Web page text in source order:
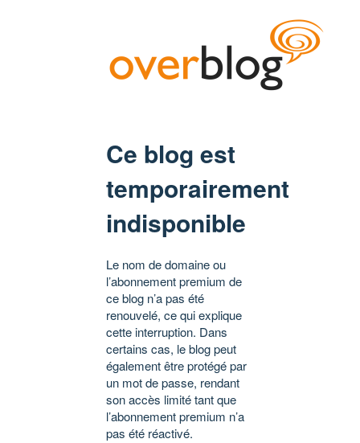
Ce blog est
temporairement
indisponible
Le nom de domaine ou
l’abonnement premium de
ce blog n’a pas été
renouvelé, ce qui explique
cette interruption. Dans
certains cas, le blog peut
également être protégé par
un mot de passe, rendant
son accès limité tant que
l’abonnement premium n’a
pas été réactivé.